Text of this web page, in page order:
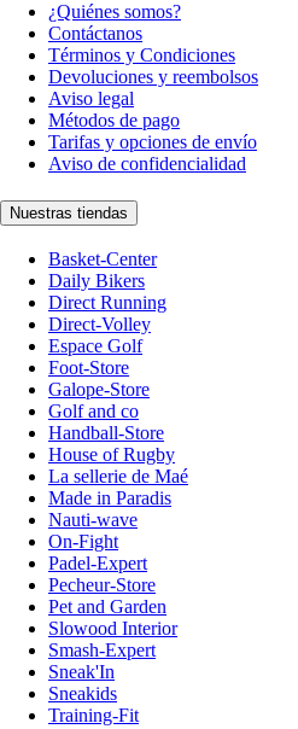
¿Quiénes somos?
Contáctanos
Términos y Condiciones
Devoluciones y reembolsos
Aviso legal
Métodos de pago
Tarifas y opciones de envío
Aviso de confidencialidad
Nuestras tiendas
Basket-Center
Daily Bikers
Direct Running
Direct-Volley
Espace Golf
Foot-Store
Galope-Store
Golf and co
Handball-Store
House of Rugby
La sellerie de Maé
Made in Paradis
Nauti-wave
On-Fight
Padel-Expert
Pecheur-Store
Pet and Garden
Slowood Interior
Smash-Expert
Sneak'In
Sneakids
Training-Fit